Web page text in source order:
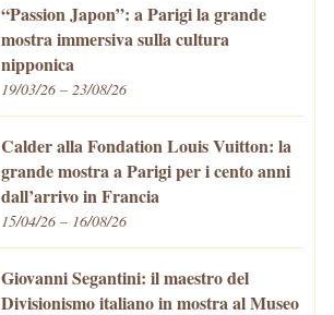
“Passion Japon”: a Parigi la grande
mostra immersiva sulla cultura
nipponica
19/03/26 – 23/08/26
Calder alla Fondation Louis Vuitton: la
grande mostra a Parigi per i cento anni
dall’arrivo in Francia
15/04/26 – 16/08/26
Giovanni Segantini: il maestro del
Divisionismo italiano in mostra al Museo